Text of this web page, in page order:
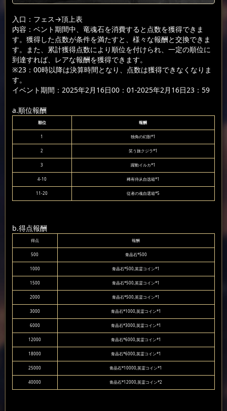
入口：フェス→頂上表
内容：ベント期間中、竜魂石を消費すると点数を獲得できま
す。獲得した点数が条件を満たすと、様々な報酬と交換できま
す。また、累計獲得点数により順位を付けられ、一定の順位に
到達すれば、レアな報酬を獲得できます。
※23：00時以降は決算時間となり、点数は獲得できなくなりま
す。
イベント期間：2025年2月16日00：01-2025年2月16日23：59
a.順位報酬
順位 報酬
1 独角の幻獣*1
2 笑う旅クジラ*1
3 躍動イルカ*1
4-10 稀有侍从自选箱*1
11-20 従者の魂自選箱*5
b.得点報酬
得点 報酬
500 青晶石*500
1000 青晶石*500,英霊コイン*1
1500 青晶石*500,英霊コイン*1
2000 青晶石*500,英霊コイン*1
3000 青晶石*1000,英霊コイン*1
6000 青晶石*3000,英霊コイン*1
12000 青晶石*6000,英霊コイン*1
18000 青晶石*6000,英霊コイン*1
25000 青晶石*10000,英霊コイン*1
40000 青晶石*12000,英霊コイン*2